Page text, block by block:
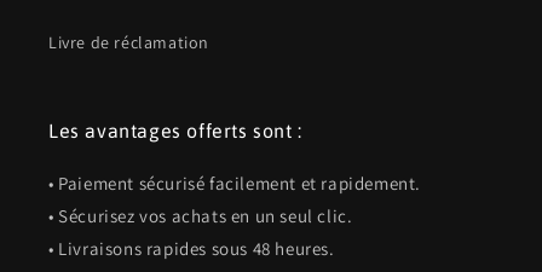
Livre de réclamation
Les avantages offerts sont :
• Paiement sécurisé facilement et rapidement.
• Sécurisez vos achats en un seul clic.
• Livraisons rapides sous 48 heures.